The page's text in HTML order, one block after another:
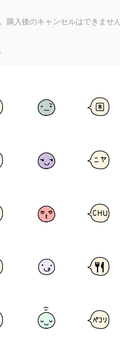
入後のキャンセルはできません